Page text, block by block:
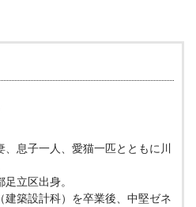
あれば、ご相談したいと思い
、息子一人、愛猫一匹とともに川
足立区出身。
建築設計科）を卒業後、中堅ゼネ